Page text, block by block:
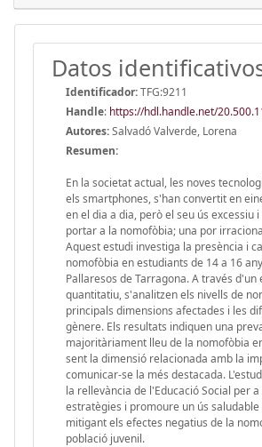
Datos
Identificador:TFG:9211
Handle: https://hdl.handle.net/
Autores:Salvadó Valverde, Lorena
Resumen:
En la societat actual, les noves
els smartphones, s'han convertit en
en el dia a dia, però el seu ús excessiu
portar a la nomofòbia; una por
Aquest estudi investiga la presència i
nomofòbia en estudiants de 14 a 16
Pallaresos de Tarragona. A través d'un
quantitatiu, s'analitzen els nivells de
principals dimensions afectades i les
gènere. Els resultats indiquen una
majoritàriament lleu de la nomofòbia
sent la dimensió relacionada amb la
comunicar-se la més destacada.
la rellevància de l'Educació Social per
estratègies i promoure un ús
mitigant els efectes negatius de la
població juvenil.